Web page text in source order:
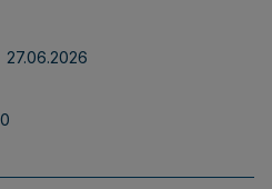
27.06.2026